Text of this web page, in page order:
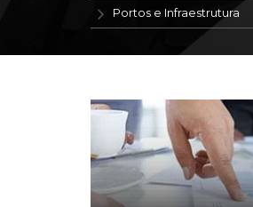
Portos e Infraestrutura